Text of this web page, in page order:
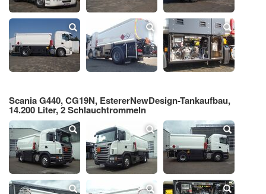
Scania G440, CG19N, EstererNewDesign-Tankaufbau,
14.200 Liter, 2 Schlauchtrommeln